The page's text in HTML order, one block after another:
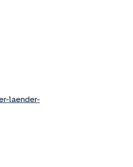
laender-